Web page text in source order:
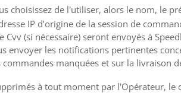
choisissez de l'utiliser, alors le nom, le
IP d’origine de la session de
(si nécessaire) seront envoyés à
envoyer les notifications pertinentes
manquées et sur la livraison
à tout moment par l'Opérateur, le